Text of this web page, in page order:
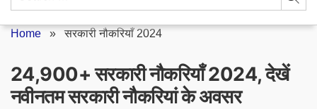
Home »सरकारी नौकरियाँ 2024
24,900+ सरकारी नौकरियाँ 2024, देखें
नवीनतम सरकारी नौकरियां के अवसर